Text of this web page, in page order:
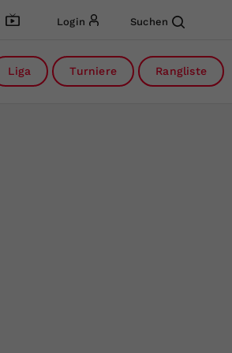
Login Suchen
Liga Turniere Rangliste